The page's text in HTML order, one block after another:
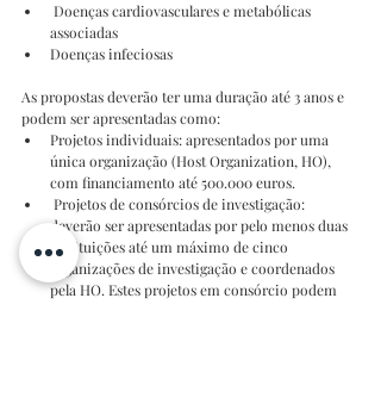
associadas
Doenças infeciosas
As propostas deverão ter uma duração até 3 anos e
podem ser apresentadas como:
Projetos individuais: apresentados por uma
única organização (Host Organization, HO),
com financiamento até 500.000 euros.
deverão ser apresentadas por pelo menos duas
instituições até um máximo de cinco
organizações de investigação e coordenados
pela HO. Estes projetos em consórcio podem